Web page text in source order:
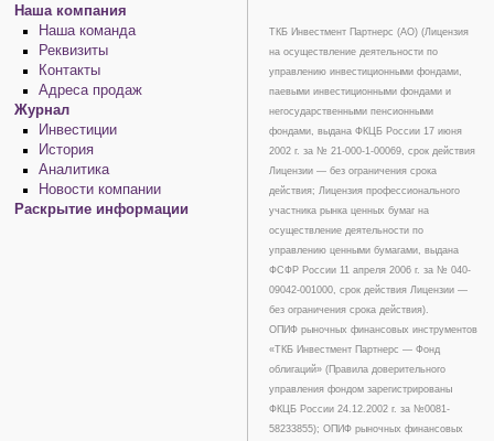
Наша компания
Наша команда
Реквизиты
Контакты
Адреса продаж
Журнал
Инвестиции
История
Аналитика
Новости компании
Раскрытие информации
ТКБ Инвестмент Партнерс (АО) (Лицензия
на осуществление деятельности по
управлению инвестиционными фондами,
паевыми инвестиционными фондами и
негосударственными пенсионными
фондами, выдана ФКЦБ России 17 июня
2002 г. за № 21-000-1-00069, срок действия
Лицензии — без ограничения срока
действия; Лицензия профессионального
участника рынка ценных бумаг на
осуществление деятельности по
управлению ценными бумагами, выдана
ФСФР России 11 апреля 2006 г. за № 040-
09042-001000, срок действия Лицензии —
без ограничения срока действия).
ОПИФ рыночных финансовых инструментов
«ТКБ Инвестмент Партнерс — Фонд
облигаций» (Правила доверительного
управления фондом зарегистрированы
ФКЦБ России 24.12.2002 г. за №0081-
58233855); ОПИФ рыночных финансовых